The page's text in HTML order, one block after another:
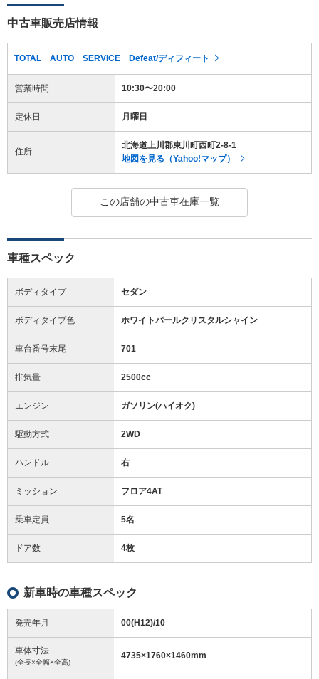
中古車販売店情報
TOTAL AUTO SERVICE Defeat/ディフィート
営業時間 10:30〜20:00
定休日 月曜日
住所
北海道上川郡東川町西町2-8-1
地図を見る（Yahoo!マップ）
この店舗の中古車在庫一覧
車種スペック
ボディタイプ セダン
ボディタイプ色 ホワイトパールクリスタルシャイン
車台番号末尾 701
排気量 2500cc
エンジン ガソリン(ハイオク)
駆動方式 2WD
ハンドル 右
ミッション フロア4AT
乗車定員 5名
ドア数 4枚
新車時の車種スペック
発売年月 00(H12)/10
車体寸法
(全長×全幅×全高)
4735×1760×1460mm